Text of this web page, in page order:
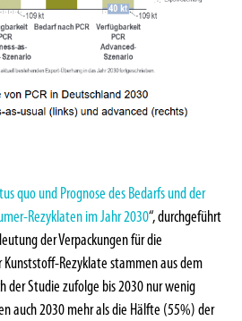
quo und Prognose des Bedarfs und der
Rezyklaten im Jahr 2030“, durchgeführt
der Verpackungen für die
Rezyklate stammen aus dem
der Studie zufolge bis 2030 nur wenig
auch 2030 mehr als die Hälfte (55%) der